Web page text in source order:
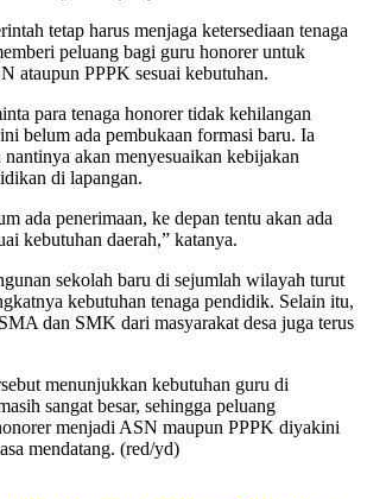
tetap harus menjaga ketersediaan tenaga
peluang bagi guru honorer untuk
ataupun PPPK sesuai kebutuhan.
para tenaga honorer tidak kehilangan
belum ada pembukaan formasi baru. Ia
akan menyesuaikan kebijakan
di lapangan.
ada penerimaan, ke depan tentu akan ada
kebutuhan daerah,” katanya.
sekolah baru di sejumlah wilayah turut
kebutuhan tenaga pendidik. Selain itu,
dan SMK dari masyarakat desa juga terus
menunjukkan kebutuhan guru di
sangat besar, sehingga peluang
menjadi ASN maupun PPPK diyakini
mendatang. (red/yd)